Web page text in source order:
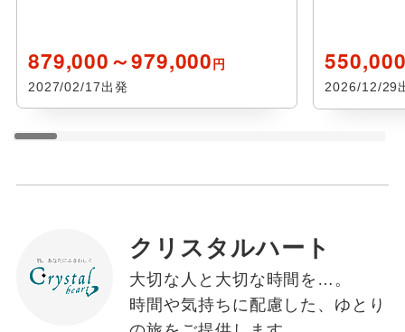
879,000～979,000円
2027/02/17出発 2026/12/29
クリスタルハート
大切な人と大切な時間を…。
時間や気持ちに配慮した、ゆとり